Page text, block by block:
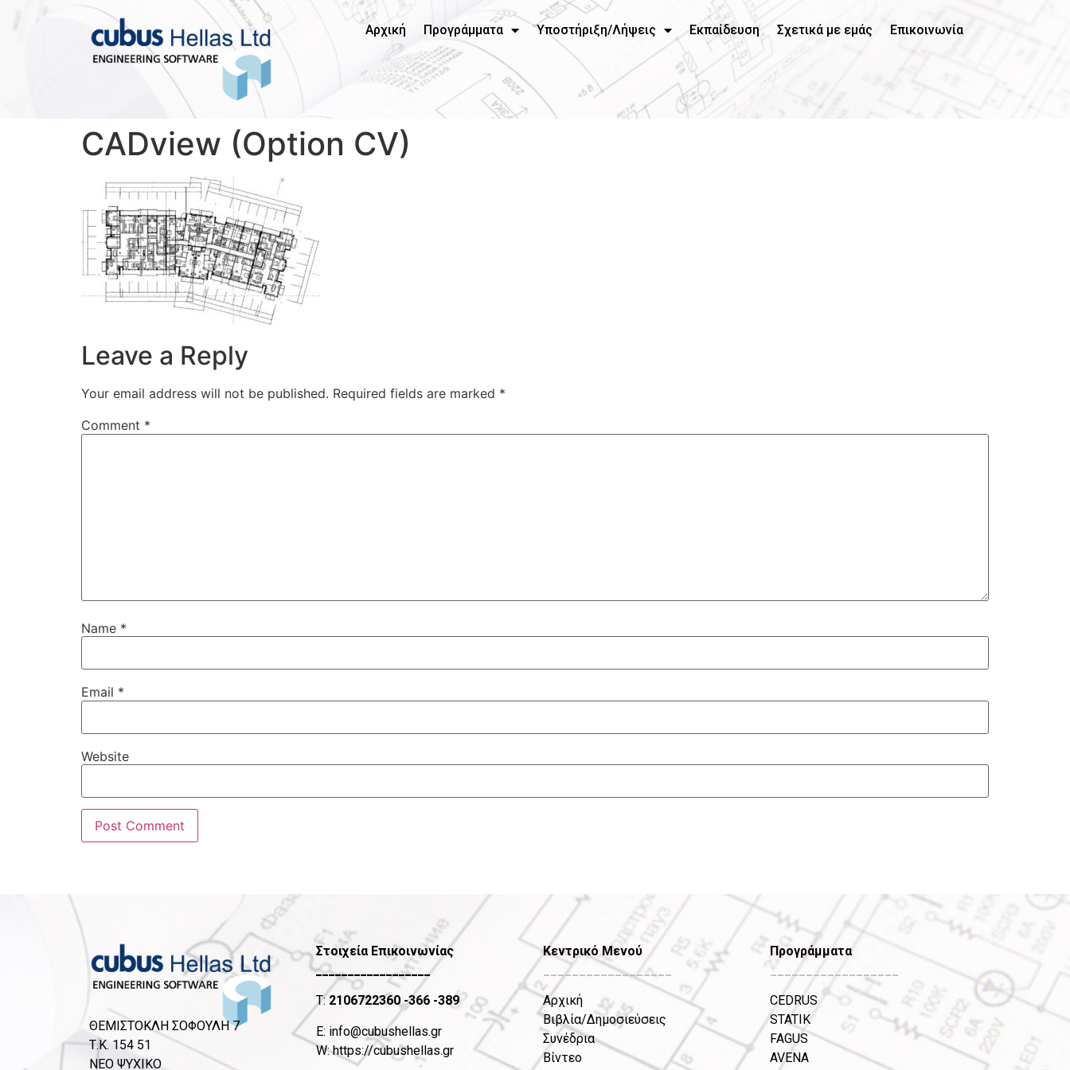
Αρχική Προγράμματα Υποστήριξη/Λήψεις Εκπαίδευση Σχετικά με εμάς Επικοινωνία
CADview (Option CV)
Leave a Reply
Your email address will not be published. Required fields are marked *
Comment *
Name *
Email *
Website
ΘΕΜΙΣΤΟΚΛΗ ΣΟΦΟΥΛΗ 7
Τ.Κ. 154 51
ΝΕΟ ΨΥΧΙΚΟ
Στοιχεία Επικοινωνίας
__________________
T:2106722360-366 -389
Ε: info@cubushellas.gr
W:https://cubushellas.gr
Κεντρικό Μενού
__________________
Αρχική
Βιβλία/Δημοσιεύσεις
Συνέδρια
Βίντεο
Προγράμματα
__________________
CEDRUS
STATIK
FAGUS
AVENA